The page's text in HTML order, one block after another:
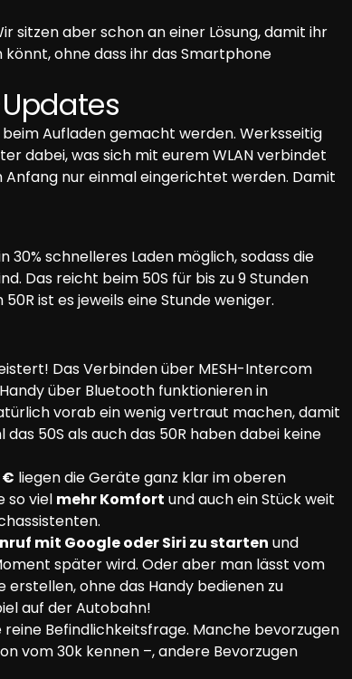
sitzen aber schon an einer Lösung, damit ihr
ohne dass ihr das Smartphone
Aufladen gemacht werden. Werksseitig
dabei, was sich mit eurem WLAN verbindet
nur einmal eingerichtet werden. Damit
schnelleres Laden möglich, sodass die
Das reicht beim 50S für bis zu 9 Stunden
ist es jeweils eine Stunde weniger.
Das Verbinden über MESH-Intercom
über Bluetooth funktionieren in
vorab ein wenig vertraut machen, damit
50S als auch das 50R haben dabei keine
€ liegen die Geräte ganz klar im oberen
so viel mehr Komfort und auch ein Stück weit
mit Google oder Siri zu starten und
später wird. Oder aber man lässt vom
ohne das Handy bedienen zu
auf der Autobahn!
Befindlichkeitsfrage. Manche bevorzugen
vom 30k kennen –, andere Bevorzugen